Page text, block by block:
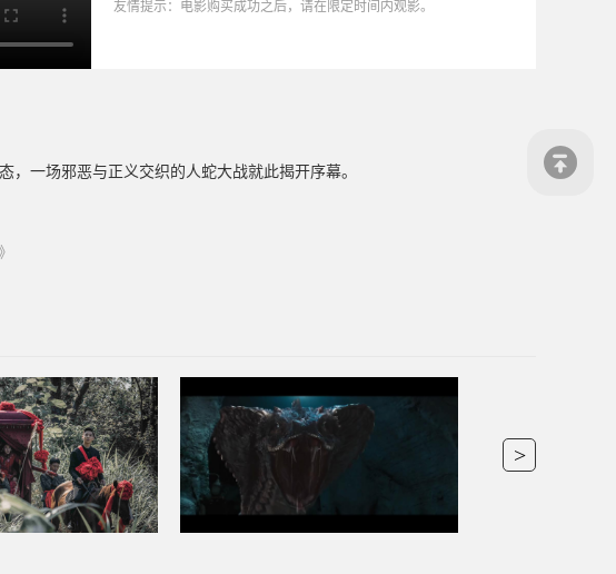
友情提示：电影购买成功之后，请在限定时间内观影。
一场邪恶与正义交织的人蛇大战就此揭开序幕。
>